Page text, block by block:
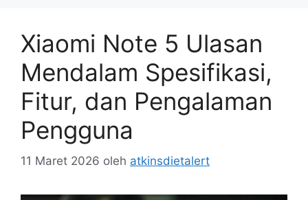
Xiaomi Note 5 Ulasan
Mendalam Spesifikasi,
Fitur, dan Pengalaman
Pengguna
11 Maret 2026 oleh atkinsdietalert